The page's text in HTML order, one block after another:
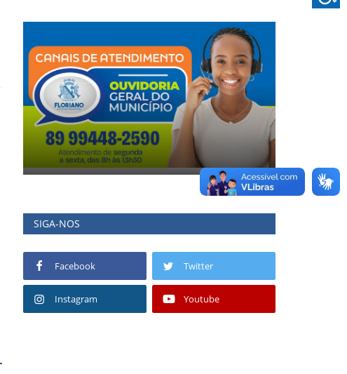
SIGA-NOS
Facebook Twitter
Instagram Youtube